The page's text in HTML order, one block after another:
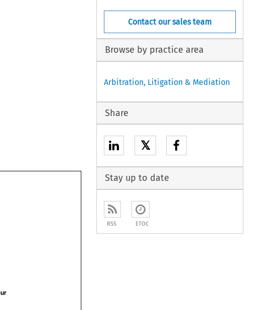

Contact our sales team
Browse by practice area
Arbitration, Litigation & Mediation
Share
𝕏
Stay up to date
RSS ETOC